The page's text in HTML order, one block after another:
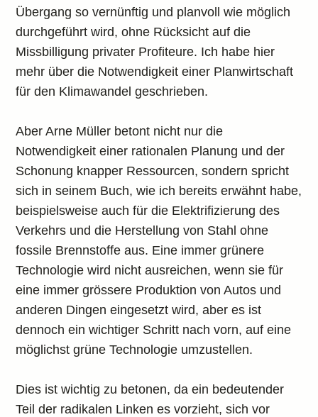
Übergang so vernünftig und planvoll wie möglich
durchgeführt wird, ohne Rücksicht auf die
Missbilligung privater Profiteure. Ich habe hier
mehr über die Notwendigkeit einer Planwirtschaft
für den Klimawandel geschrieben.
Aber Arne Müller betont nicht nur die
Notwendigkeit einer rationalen Planung und der
Schonung knapper Ressourcen, sondern spricht
sich in seinem Buch, wie ich bereits erwähnt habe,
beispielsweise auch für die Elektrifizierung des
Verkehrs und die Herstellung von Stahl ohne
fossile Brennstoffe aus. Eine immer grünere
Technologie wird nicht ausreichen, wenn sie für
eine immer grössere Produktion von Autos und
anderen Dingen eingesetzt wird, aber es ist
dennoch ein wichtiger Schritt nach vorn, auf eine
möglichst grüne Technologie umzustellen.
Dies ist wichtig zu betonen, da ein bedeutender
Teil der radikalen Linken es vorzieht, sich vor